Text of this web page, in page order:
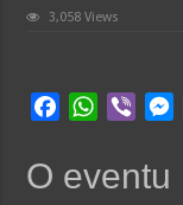
3,058 Views
e
W
t
b
e
O eventu